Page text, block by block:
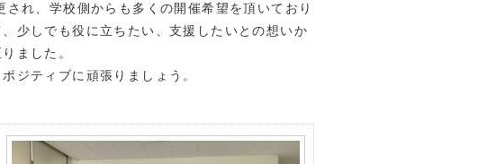
れ、学校側からも多くの開催希望を頂いており
少しでも役に立ちたい、支援したいとの想いか
ました。
ジティブに頑張りましょう。